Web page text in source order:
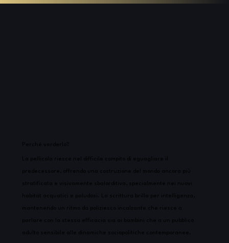
Perchè verderlo?
La pellicola riesce nel difficile compito di eguagliare il
predecessore, offrendo una costruzione del mondo ancora più
stratificata e visivamente sbalorditiva, specialmente nei nuovi
habitat acquatici e paludosi. La scrittura brilla per intelligenza,
mantenendo un ritmo da poliziesco incalzante che riesce a
parlare con la stessa efficacia sia ai bambini che a un pubblico
adulto sensibile alle dinamiche sociopolitiche contemporanee.